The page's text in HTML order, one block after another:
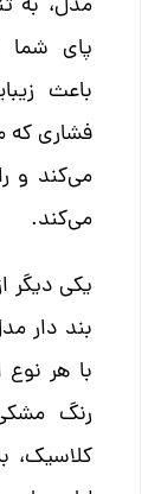
پای شما
باعث
فشاری که
می‌کند و
می‌کند.
یکی دیگر
بند دار
با هر
رنگ
کلاسیک،